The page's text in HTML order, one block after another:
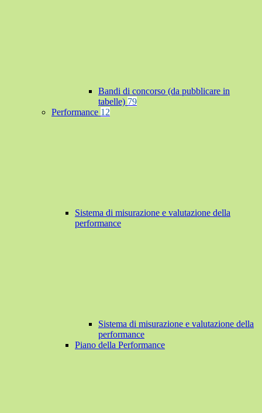
Bandi di concorso (da pubblicare in
tabelle) 79
Performance 12
Sistema di misurazione e valutazione della
performance
Sistema di misurazione e valutazione della
performance
Piano della Performance